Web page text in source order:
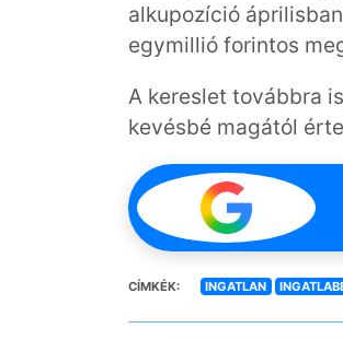
alkupozíció
egymillió forintos
A kereslet továbbra
kevésbé magától
CÍMKÉK: INGATLAN